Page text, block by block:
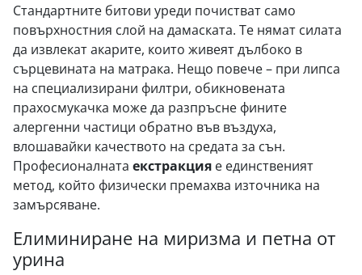
Стандартните битови уреди почистват само
повърхностния слой на дамаската. Те нямат силата
да извлекат акарите, които живеят дълбоко в
сърцевината на матрака. Нещо повече – при липса
на специализирани филтри, обикновената
прахосмукачка може да разпръсне фините
алергенни частици обратно във въздуха,
влошавайки качеството на средата за сън.
Професионалната екстракция е единственият
метод, който физически премахва източника на
замърсяване.
Елиминиране на миризма и петна от
урина